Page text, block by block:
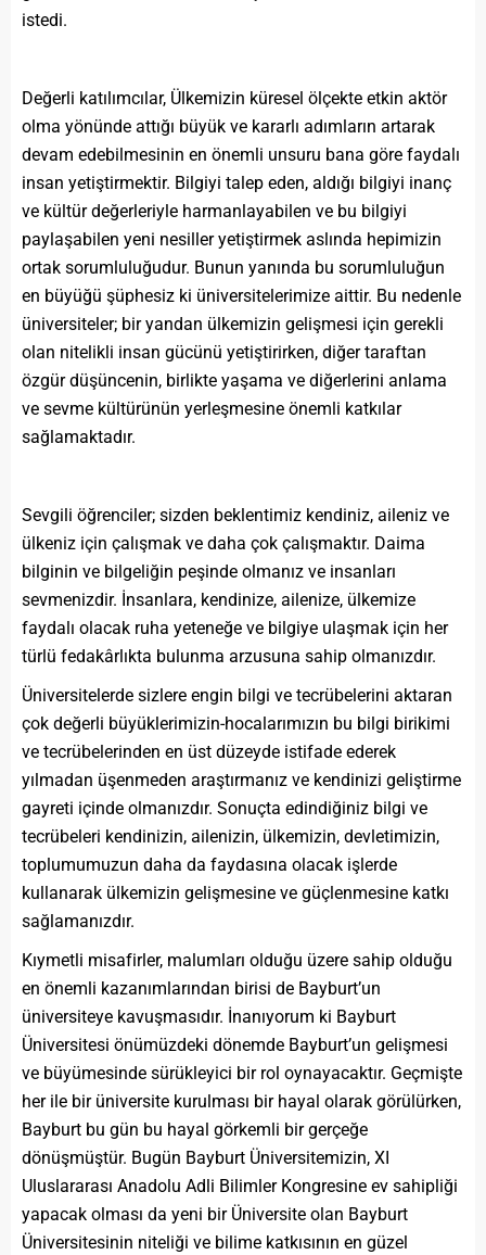
istedi.
Değerli katılımcılar, Ülkemizin küresel ölçekte etkin aktör
olma yönünde attığı büyük ve kararlı adımların artarak
devam edebilmesinin en önemli unsuru bana göre faydalı
insan yetiştirmektir. Bilgiyi talep eden, aldığı bilgiyi inanç
ve kültür değerleriyle harmanlayabilen ve bu bilgiyi
paylaşabilen yeni nesiller yetiştirmek aslında hepimizin
ortak sorumluluğudur. Bunun yanında bu sorumluluğun
en büyüğü şüphesiz ki üniversitelerimize aittir. Bu nedenle
üniversiteler; bir yandan ülkemizin gelişmesi için gerekli
olan nitelikli insan gücünü yetiştirirken, diğer taraftan
özgür düşüncenin, birlikte yaşama ve diğerlerini anlama
ve sevme kültürünün yerleşmesine önemli katkılar
sağlamaktadır.
Sevgili öğrenciler; sizden beklentimiz kendiniz, aileniz ve
ülkeniz için çalışmak ve daha çok çalışmaktır. Daima
bilginin ve bilgeliğin peşinde olmanız ve insanları
sevmenizdir. İnsanlara, kendinize, ailenize, ülkemize
faydalı olacak ruha yeteneğe ve bilgiye ulaşmak için her
türlü fedakârlıkta bulunma arzusuna sahip olmanızdır.
Üniversitelerde sizlere engin bilgi ve tecrübelerini aktaran
çok değerli büyüklerimizin-hocalarımızın bu bilgi birikimi
ve tecrübelerinden en üst düzeyde istifade ederek
yılmadan üşenmeden araştırmanız ve kendinizi geliştirme
gayreti içinde olmanızdır. Sonuçta edindiğiniz bilgi ve
tecrübeleri kendinizin, ailenizin, ülkemizin, devletimizin,
toplumumuzun daha da faydasına olacak işlerde
kullanarak ülkemizin gelişmesine ve güçlenmesine katkı
sağlamanızdır.
Kıymetli misafirler, malumları olduğu üzere sahip olduğu
en önemli kazanımlarından birisi de Bayburt’un
üniversiteye kavuşmasıdır. İnanıyorum ki Bayburt
Üniversitesi önümüzdeki dönemde Bayburt’un gelişmesi
ve büyümesinde sürükleyici bir rol oynayacaktır. Geçmişte
her ile bir üniversite kurulması bir hayal olarak görülürken,
Bayburt bu gün bu hayal görkemli bir gerçeğe
dönüşmüştür. Bugün Bayburt Üniversitemizin, XI
Uluslararası Anadolu Adli Bilimler Kongresine ev sahipliği
yapacak olması da yeni bir Üniversite olan Bayburt
Üniversitesinin niteliği ve bilime katkısının en güzel